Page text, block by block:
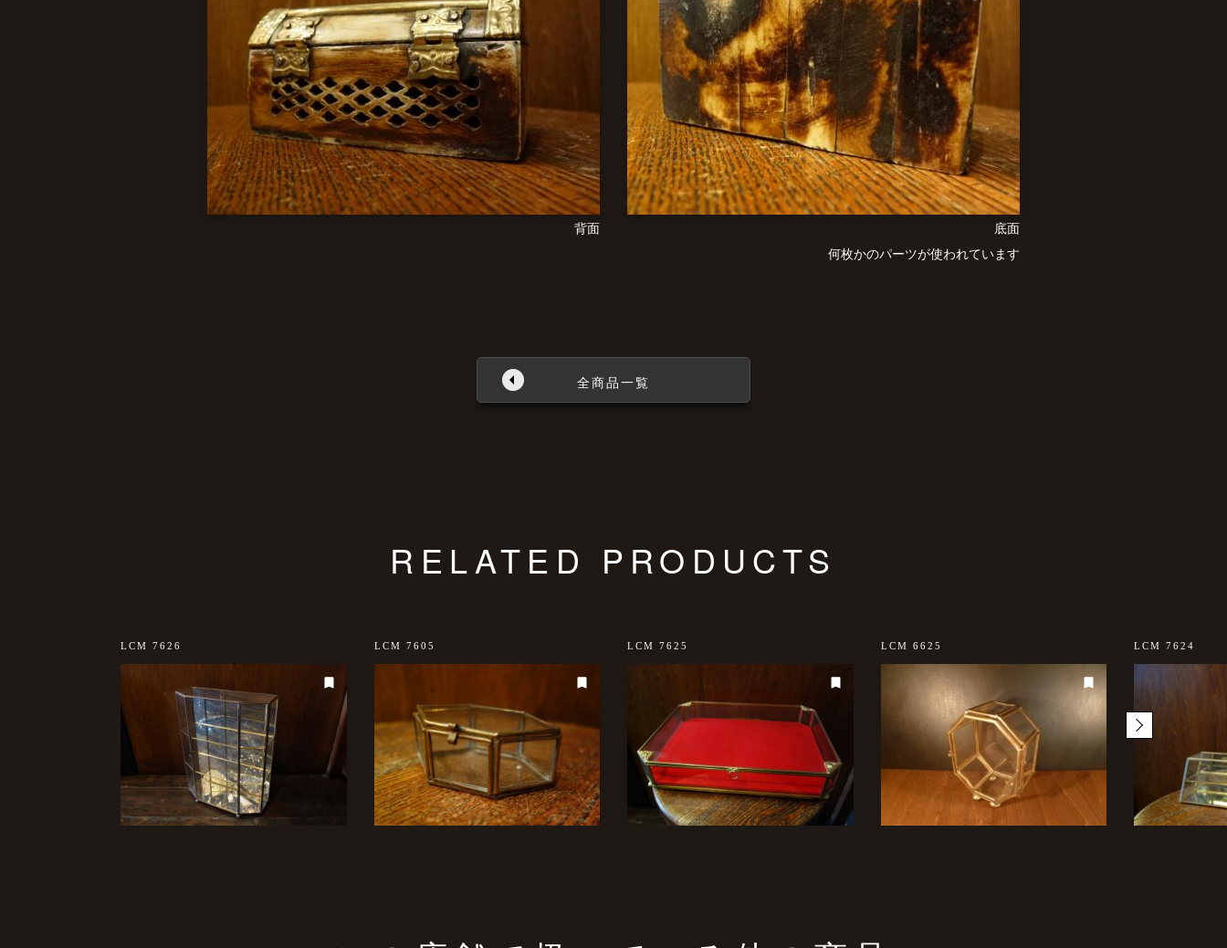
背面
底面
何枚かのパーツが使われています
全商品一覧
RELATED PRODUCTS
LCM 7626 LCM 7605 LCM 7625 LCM 6625 LCM 7624